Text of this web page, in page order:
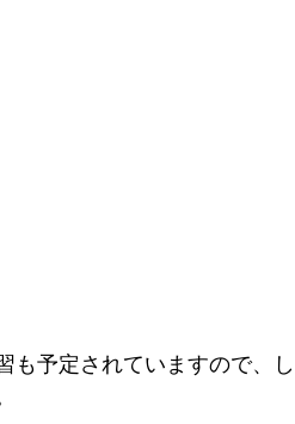
も予定されていますので、